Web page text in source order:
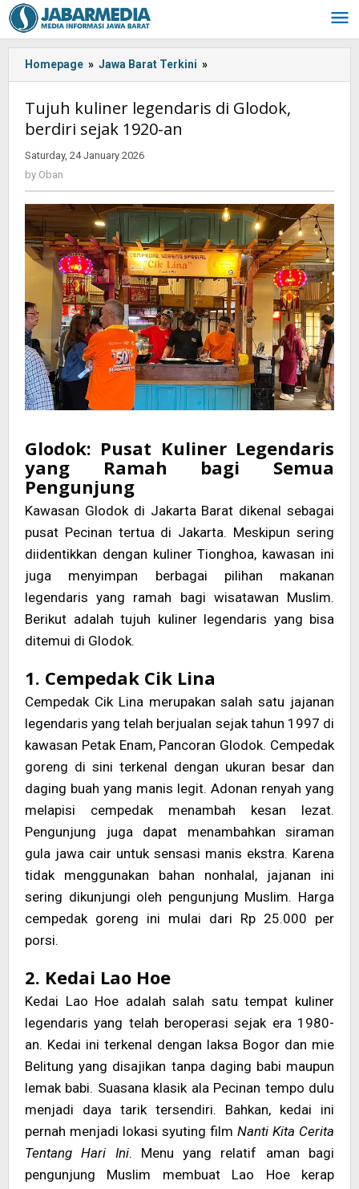
Skip
to
content
Homepage » Jawa Barat Terkini »
kuliner
di
Tujuh kuliner legendaris di Glodok,
berdiri sejak 1920-an
Saturday, 24 January 2026
by Oban
Glodok: Pusat Kuliner Legendaris
yang Ramah bagi Semua
Pengunjung
Kawasan Glodok di Jakarta Barat dikenal sebagai
pusat Pecinan tertua di Jakarta. Meskipun sering
diidentikkan dengan kuliner Tionghoa, kawasan ini
juga menyimpan berbagai pilihan makanan
legendaris yang ramah bagi wisatawan Muslim.
Berikut adalah tujuh kuliner legendaris yang bisa
ditemui di Glodok.
1. Cempedak Cik Lina
Cempedak Cik Lina merupakan salah satu jajanan
legendaris yang telah berjualan sejak tahun 1997 di
kawasan Petak Enam, Pancoran Glodok. Cempedak
goreng di sini terkenal dengan ukuran besar dan
daging buah yang manis legit. Adonan renyah yang
melapisi cempedak menambah kesan lezat.
Pengunjung juga dapat menambahkan siraman
gula jawa cair untuk sensasi manis ekstra. Karena
tidak menggunakan bahan nonhalal, jajanan ini
sering dikunjungi oleh pengunjung Muslim. Harga
cempedak goreng ini mulai dari Rp 25.000 per
porsi.
2. Kedai Lao Hoe
Kedai Lao Hoe adalah salah satu tempat kuliner
legendaris yang telah beroperasi sejak era 1980-
an. Kedai ini terkenal dengan laksa Bogor dan mie
Belitung yang disajikan tanpa daging babi maupun
lemak babi. Suasana klasik ala Pecinan tempo dulu
menjadi daya tarik tersendiri. Bahkan, kedai ini
pernah menjadi lokasi syuting film Nanti Kita Cerita
Tentang Hari Ini. Menu yang relatif aman bagi
pengunjung Muslim membuat Lao Hoe kerap